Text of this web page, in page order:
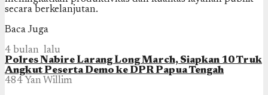
secara berkelanjutan.
Baca Juga
4 bulan lalu
Polres Nabire Larang Long March, Siapkan 10 Truk
Angkut Peserta Demo ke DPR Papua Tengah
484 Yan Willim